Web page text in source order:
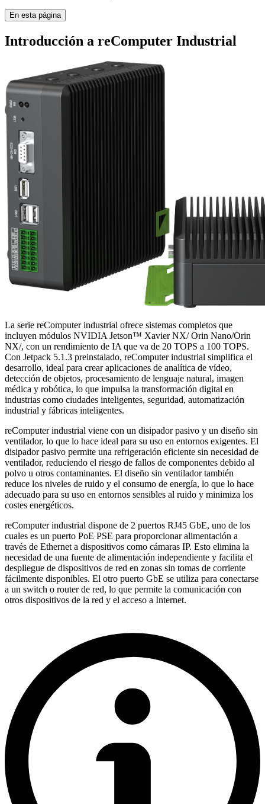
En esta página
Introducción a reComputer Industrial
La serie reComputer industrial ofrece sistemas completos que
incluyen módulos NVIDIA Jetson™ Xavier NX/ Orin Nano/Orin
NX/, con un rendimiento de IA que va de 20 TOPS a 100 TOPS.
Con Jetpack 5.1.3 preinstalado, reComputer industrial simplifica el
desarrollo, ideal para crear aplicaciones de analítica de vídeo,
detección de objetos, procesamiento de lenguaje natural, imagen
médica y robótica, lo que impulsa la transformación digital en
industrias como ciudades inteligentes, seguridad, automatización
industrial y fábricas inteligentes.
reComputer industrial viene con un disipador pasivo y un diseño sin
ventilador, lo que lo hace ideal para su uso en entornos exigentes. El
disipador pasivo permite una refrigeración eficiente sin necesidad de
ventilador, reduciendo el riesgo de fallos de componentes debido al
polvo u otros contaminantes. El diseño sin ventilador también
reduce los niveles de ruido y el consumo de energía, lo que lo hace
adecuado para su uso en entornos sensibles al ruido y minimiza los
costes energéticos.
reComputer industrial dispone de 2 puertos RJ45 GbE, uno de los
cuales es un puerto PoE PSE para proporcionar alimentación a
través de Ethernet a dispositivos como cámaras IP. Esto elimina la
necesidad de una fuente de alimentación independiente y facilita el
despliegue de dispositivos de red en zonas sin tomas de corriente
fácilmente disponibles. El otro puerto GbE se utiliza para conectarse
a un switch o router de red, lo que permite la comunicación con
otros dispositivos de la red y el acceso a Internet.